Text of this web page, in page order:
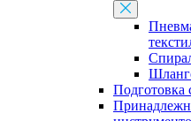
Подготовка